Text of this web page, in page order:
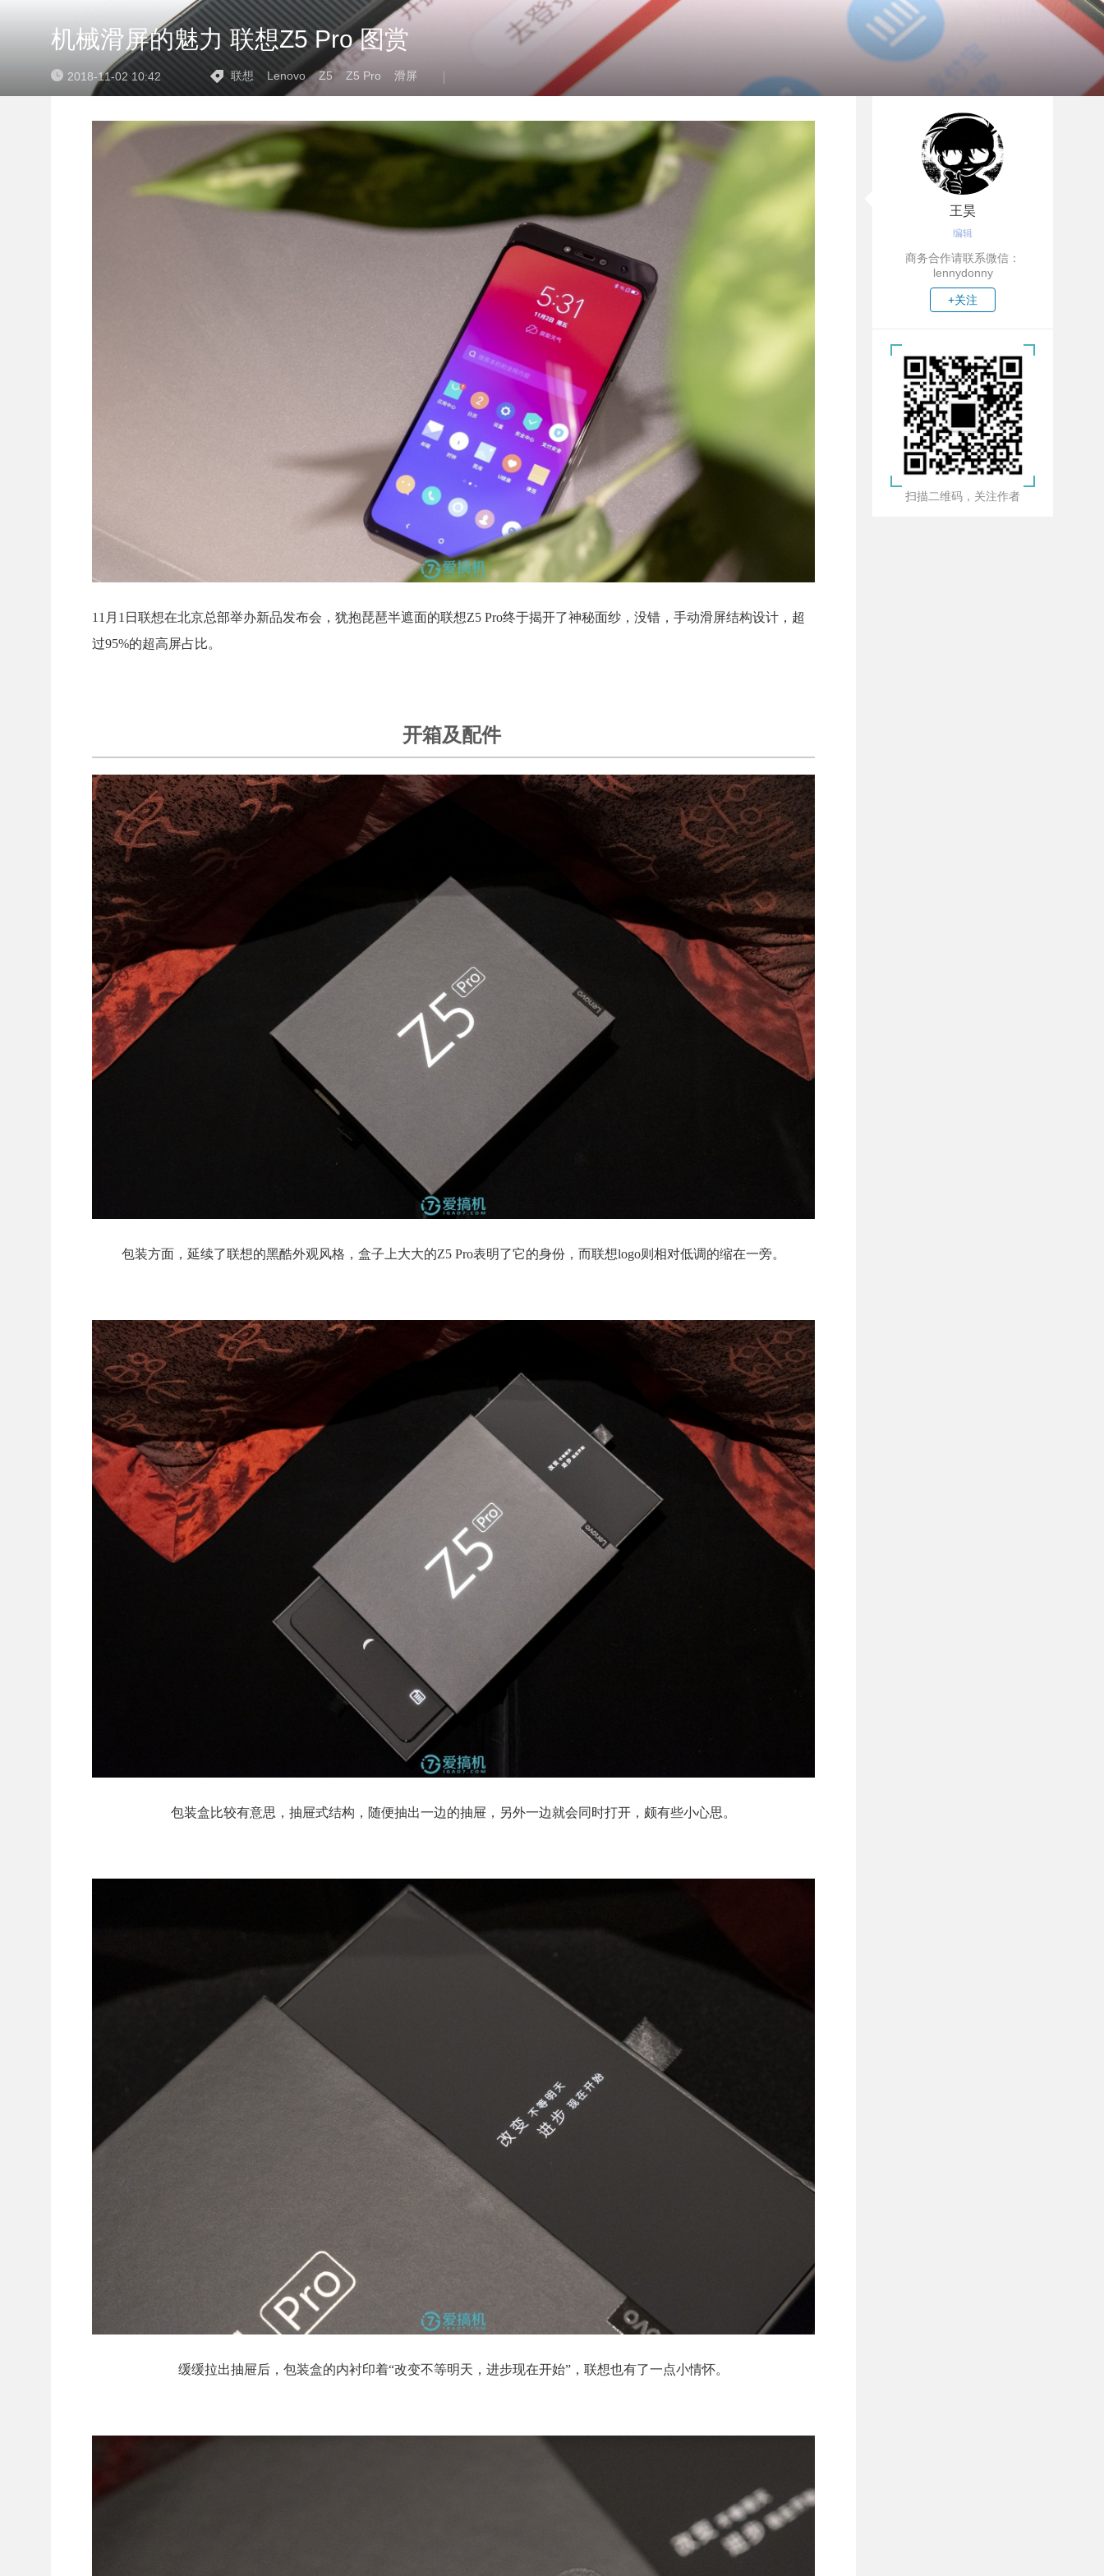
机械滑屏的魅力 联想Z5 Pro 图赏
2018-11-02 10:42 联想 Lenovo Z5 Z5 Pro 滑屏
11月1日联想在北京总部举办新品发布会，犹抱琵琶半遮面的联想Z5 Pro终于揭开了神秘面纱，没错，手动滑屏结构设计，超
过95%的超高屏占比。
开箱及配件
包装方面，延续了联想的黑酷外观风格，盒子上大大的Z5 Pro表明了它的身份，而联想logo则相对低调的缩在一旁。
包装盒比较有意思，抽屉式结构，随便抽出一边的抽屉，另外一边就会同时打开，颇有些小心思。
缓缓拉出抽屉后，包装盒的内衬印着“改变不等明天，进步现在开始”，联想也有了一点小情怀。
王昊
编辑
商务合作请联系微信：
lennydonny
+关注
扫描二维码，关注作者